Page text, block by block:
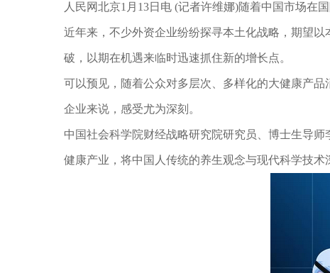
人民网北京1月13日电 (记者许维娜)随着中国市场在
近年来，不少外资企业纷纷探寻本土化战略，期望
破，以期在机遇来临时迅速抓住新的增长点。
可以预见，随着公众对多层次、多样化的大健康产
企业来说，感受尤为深刻。
中国社会科学院财经战略研究院研究员、博士生导
健康产业，将中国人传统的养生观念与现代科学技